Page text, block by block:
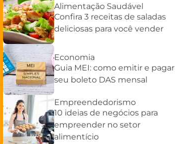
Alimentação Saudável
Confira 3 receitas de saladas
deliciosas para você vender
Economia
Guia MEI: como emitir e pagar
seu boleto DAS mensal
Empreendedorismo
10 ideias de negócios para
empreender no setor
alimentício